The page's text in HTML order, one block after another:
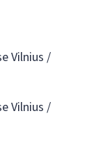
Vilnius /
Vilnius /